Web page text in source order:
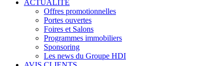
ACTUALITÉ
Offres promotionnelles
Portes ouvertes
Foires et Salons
Programmes immobiliers
Sponsoring
Les news du Groupe HDI